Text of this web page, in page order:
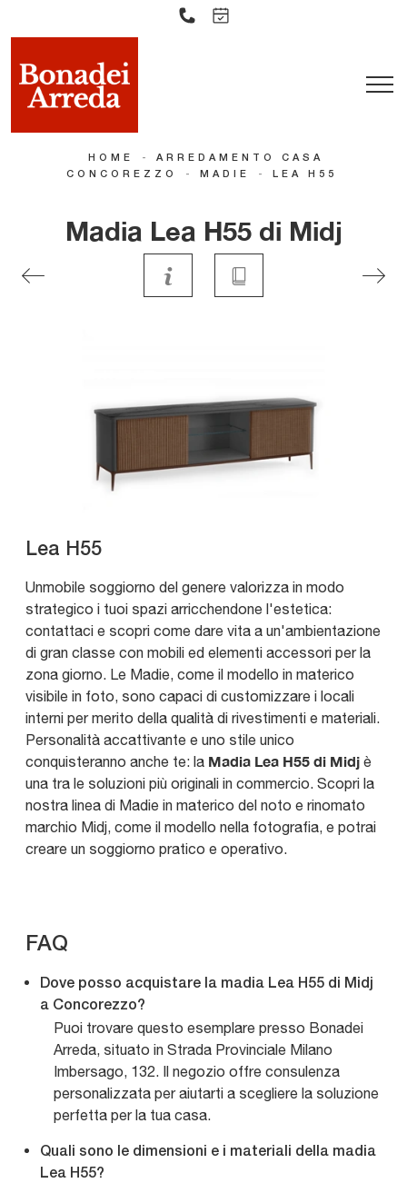
HOME -
ARREDAMENTO CASA
CONCOREZZO
- MADIE - LEA H55
Madia Lea H55 di Midj
Lea H55
Unmobile soggiorno del genere valorizza in modo
strategico i tuoi spazi arricchendone l'estetica:
contattaci e scopri come dare vita a un'ambientazione
di gran classe con mobili ed elementi accessori per la
zona giorno. Le Madie, come il modello in materico
visibile in foto, sono capaci di customizzare i locali
interni per merito della qualità di rivestimenti e materiali.
Personalità accattivante e uno stile unico
conquisteranno anche te: la Madia Lea H55 di Midj è
una tra le soluzioni più originali in commercio. Scopri la
nostra linea di Madie in materico del noto e rinomato
marchio Midj, come il modello nella fotografia, e potrai
creare un soggiorno pratico e operativo.
FAQ
Dove posso acquistare la madia Lea H55 di Midj
a Concorezzo?
Puoi trovare questo esemplare presso Bonadei
Arreda, situato in Strada Provinciale Milano
Imbersago, 132. Il negozio offre consulenza
personalizzata per aiutarti a scegliere la soluzione
perfetta per la tua casa.
Quali sono le dimensioni e i materiali della madia
Lea H55?